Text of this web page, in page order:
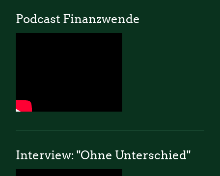
Podcast Finanzwende
Interview: "Ohne Unterschied"